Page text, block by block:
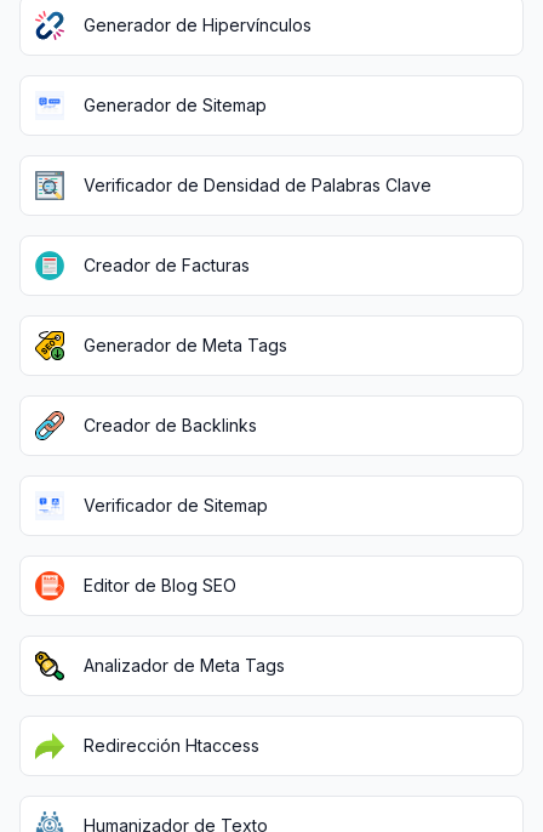
Generador de Hipervínculos
Generador de Sitemap
Verificador de Densidad de Palabras Clave
Creador de Facturas
Generador de Meta Tags
Creador de Backlinks
Verificador de Sitemap
Editor de Blog SEO
Analizador de Meta Tags
Redirección Htaccess
Humanizador de Texto